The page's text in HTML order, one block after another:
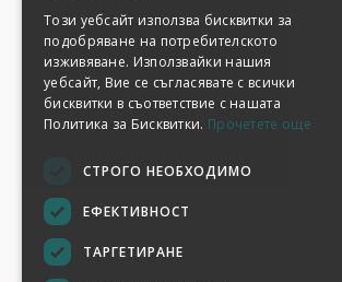
Този уебсайт използва бисквитки за
подобряване на потребителското
изживяване. Използвайки нашия
уебсайт, Вие се съгласявате с всички
бисквитки в съответствие с нашата
Политика за Бисквитки. Прочетете още
СТРОГО НЕОБХОДИМО
ЕФЕКТИВНОСТ
ТАРГЕТИРАНЕ